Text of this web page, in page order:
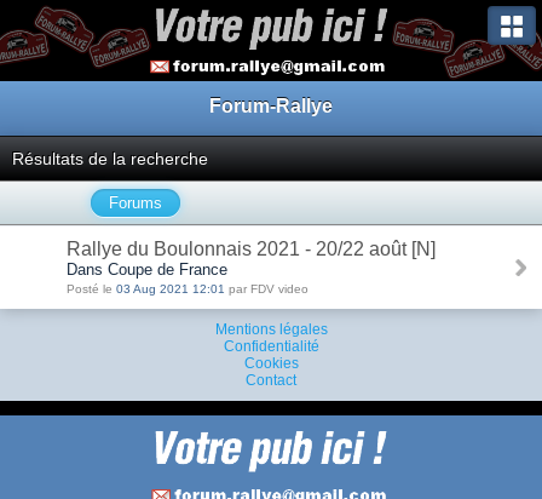
Forum-Rallye
Résultats de la recherche
Forums
Rallye du Boulonnais 2021 - 20/22 août [N]
Dans Coupe de France
Posté le 03 Aug 2021 12:01 par FDV video
Mentions légales
Confidentialité
Cookies
Contact